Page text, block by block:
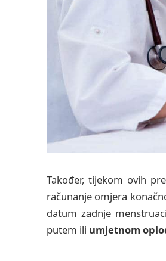
Također, tijekom ovih
računanje omjera
datum zadnje
putem ili umjetnom